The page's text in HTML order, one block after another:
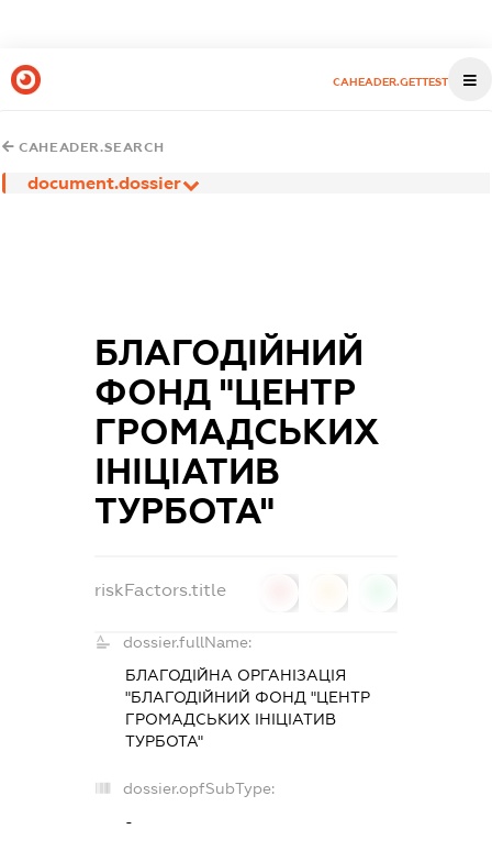
CAHEADER.GETTEST
CAHEADER.SEARCH
document.dossier
БЛАГОДІЙНИЙ
ФОНД "ЦЕНТР
ГРОМАДСЬКИХ
ІНІЦІАТИВ
ТУРБОТА"
riskFactors.title
dossier.fullName:
БЛАГОДІЙНА ОРГАНІЗАЦІЯ
"БЛАГОДІЙНИЙ ФОНД "ЦЕНТР
ГРОМАДСЬКИХ ІНІЦІАТИВ
ТУРБОТА"
dossier.opfSubType:
-